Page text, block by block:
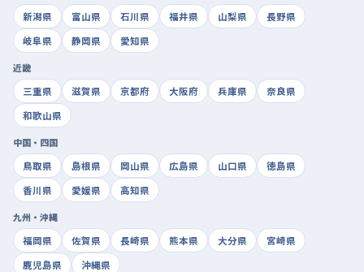
新潟県
富山県 石川県 福井県 山梨県
長野県
岐阜県
静岡県 愛知県
近畿
三重県
滋賀県 京都府 大阪府 兵庫県
奈良県
和歌山県
中国・四国
鳥取県
島根県 岡山県 広島県 山口県
徳島県
香川県
愛媛県 高知県
九州・沖縄
福岡県
佐賀県 長崎県 熊本県 大分県
宮崎県
鹿児島県
沖縄県